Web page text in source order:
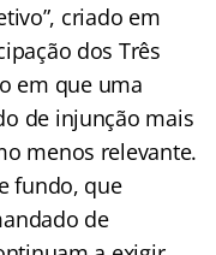
criado em
dos Três
em que uma
de injunção mais
menos relevante.
fundo, que
de